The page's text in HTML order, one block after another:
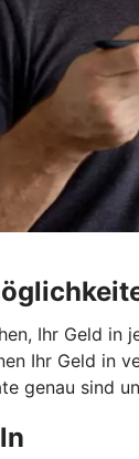
Ihr Geld
Ihr Geld in
genau sind